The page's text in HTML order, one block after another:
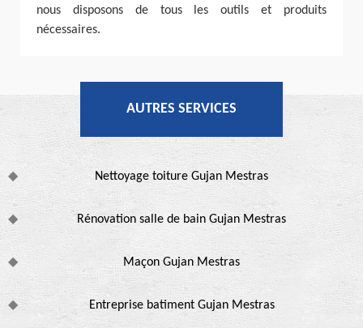
nous disposons de tous les outils et produits
nécessaires.
AUTRES SERVICES
Nettoyage toiture Gujan Mestras
Rénovation salle de bain Gujan Mestras
Maçon Gujan Mestras
Entreprise batiment Gujan Mestras